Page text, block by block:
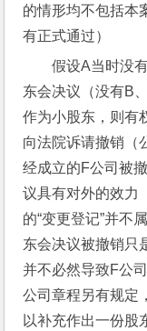
的情形均不包括本
有正式通过）
假设A当时没
东会决议（没有B
作为小股东，则有
向法院诉请撤销（
经成立的F公司被
议具有对外的效力
的“变更登记”并不
东会决议被撤销只
并不必然导致F公
公司章程另有规定
以补充作出一份股